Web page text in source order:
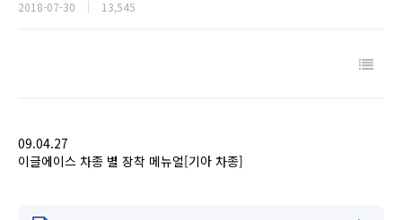
2018-07-30
13,545
09.04.27
이글에이스 차종 별 장착 메뉴얼[기아 차종]